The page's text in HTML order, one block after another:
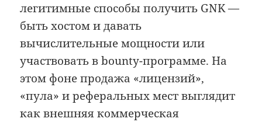
легитимные способы получить GNK —
быть хостом и давать
вычислительные мощности или
участвовать в bounty-программе. На
этом фоне продажа «лицензий»,
«пула» и реферальных мест выглядит
как внешняя коммерческая